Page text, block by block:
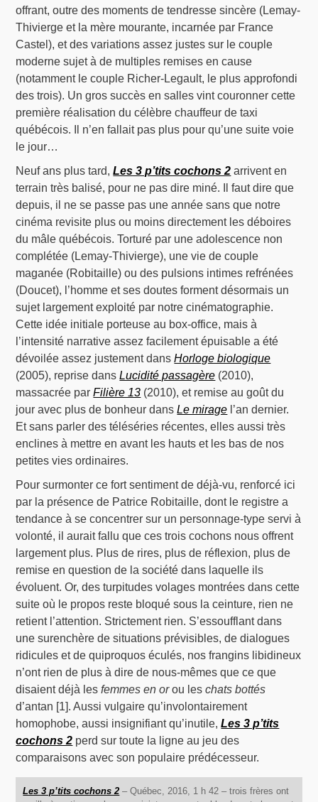
offrant, outre des moments de tendresse sincère (Lemay-
Thivierge et la mère mourante, incarnée par France
Castel), et des variations assez justes sur le couple
moderne sujet à de multiples remises en cause
(notamment le couple Richer-Legault, le plus approfondi
des trois). Un gros succès en salles vint couronner cette
première réalisation du célèbre chauffeur de taxi
québécois. Il n’en fallait pas plus pour qu’une suite voie
le jour…
Neuf ans plus tard,Les 3 p’tits cochons 2 arrivent en
terrain très balisé, pour ne pas dire miné. Il faut dire que
depuis, il ne se passe pas une année sans que notre
cinéma revisite plus ou moins directement les déboires
du mâle québécois. Torturé par une adolescence non
complétée (Lemay-Thivierge), une vie de couple
maganée (Robitaille) ou des pulsions intimes refrénées
(Doucet), l’homme et ses doutes forment désormais un
sujet largement exploité par notre cinématographie.
Cette idée initiale porteuse au box-office, mais à
l’intensité narrative assez facilement épuisable a été
dévoilée assez justement dansHorloge biologique
(2005), reprise dansLucidité passagère (2010),
massacrée parFilière 13 (2010), et remise au goût du
jour avec plus de bonheur dansLe mirage l’an dernier.
Et sans parler des téléséries récentes, elles aussi très
enclines à mettre en avant les hauts et les bas de nos
petites vies ordinaires.
Pour surmonter ce fort sentiment de déjà-vu, renforcé ici
par la présence de Patrice Robitaille, dont le registre a
tendance à se concentrer sur un personnage-type servi à
volonté, il aurait fallu que ces trois cochons nous offrent
largement plus. Plus de rires, plus de réflexion, plus de
remise en question de la société dans laquelle ils
évoluent. Or, des turpitudes volages montrées dans cette
suite où le propos reste bloqué sous la ceinture, rien ne
retient l’attention. Strictement rien. S’essoufflant dans
une surenchère de situations prévisibles, de dialogues
ridicules et de quiproquos éculés, nos frangins libidineux
n’ont rien de plus à dire de nous-mêmes que ce que
disaient déjà lesfemmes en orou leschats bottés
d’antan [1]. Aussi vulgaire qu’involontairement
homophobe, aussi insignifiant qu’inutile,Les 3 p’tits
cochons 2 perd sur toute la ligne au jeu des
comparaisons avec son populaire prédécesseur.
Les 3 p’tits cochons 2 – Québec, 2016, 1 h 42 – trois frères ont